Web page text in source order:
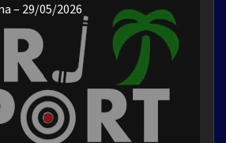
– 29/05/2026